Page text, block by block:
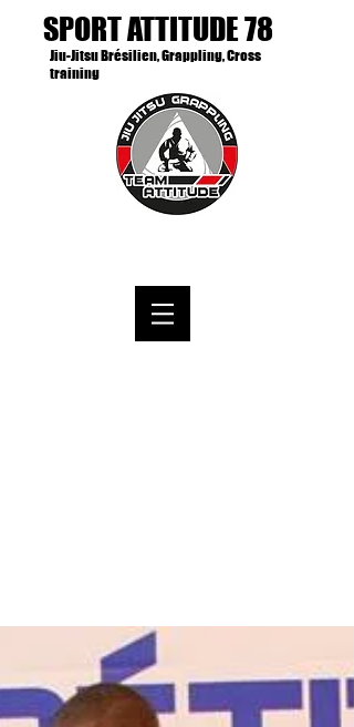
SPORT ATTITUDE 78
Jiu-Jitsu Brésilien, Grappling, Cross
training